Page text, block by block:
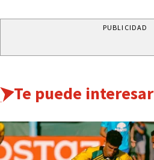
PUBLICIDAD
Te puede interesar